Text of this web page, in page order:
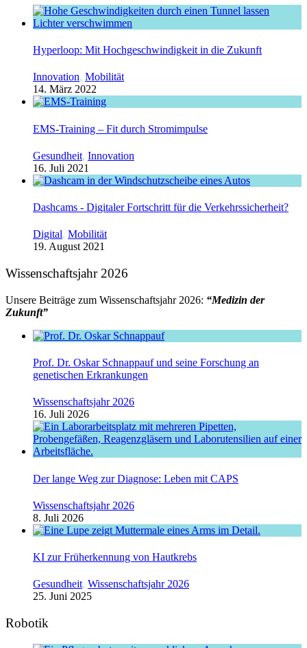
Hyperloop: Mit Hochgeschwindigkeit in die Zukunft
Innovation, Mobilität
14. März 2022
EMS-Training – Fit durch Stromimpulse
Gesundheit, Innovation
16. Juli 2021
Dashcams - Digitaler Fortschritt für die Verkehrssicherheit?
Digital, Mobilität
19. August 2021
Wissenschaftsjahr 2026
Unsere Beiträge zum Wissenschaftsjahr 2026: “Medizin der
Zukunft”
Prof. Dr. Oskar Schnappauf und seine Forschung an
genetischen Erkrankungen
Wissenschaftsjahr 2026
16. Juli 2026
Der lange Weg zur Diagnose: Leben mit CAPS
Wissenschaftsjahr 2026
8. Juli 2026
KI zur Früherkennung von Hautkrebs
Gesundheit, Wissenschaftsjahr 2026
25. Juni 2025
Robotik